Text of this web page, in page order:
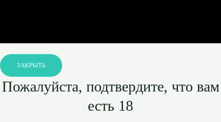
ЗАКРЫТЬ
Пожалуйста, подтвердите, что вам
есть 18